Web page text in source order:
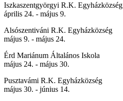
Iszkaszentgyörgyi R.K. Egyházközség
április 24. - május 9.
Alsószentiváni R.K. Egyházközség
május 9. - május 24.
Érd Mariánum Általános Iskola
május 24. - május 30.
Pusztavámi R.K. Egyházközség
május 30. - június 14.